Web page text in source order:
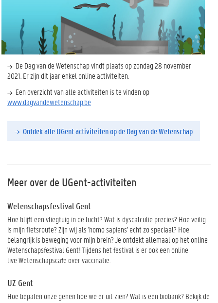
De Dag van de Wetenschap vindt plaats op zondag 28 november
2021. Er zijn dit jaar enkel online activiteiten.
Een overzicht van alle activiteiten is te vinden op
www.dagvandewetenschap.be
Ontdek alle UGent activiteiten op de Dag van de Wetenschap
Meer over de UGent-activiteiten
Wetenschapsfestival Gent
Hoe blijft een vliegtuig in de lucht? Wat is dyscalculie precies? Hoe veilig
is mijn fietsroute? Zijn wij als 'homo sapiens' echt zo speciaal? Hoe
belangrijk is beweging voor mijn brein? Je ontdekt allemaal op het online
Wetenschapsfestival Gent! Tijdens het festival is er ook een online
live Wetenschapscafé over vaccinatie.
UZ Gent
Hoe bepalen onze genen hoe we er uit zien? Wat is een biobank? Bekijk de